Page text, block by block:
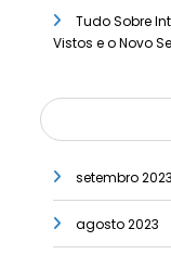
Tudo Sobre
Vistos e o Novo
setembro 2023
agosto 2023